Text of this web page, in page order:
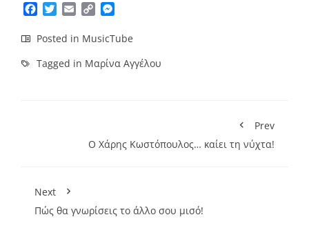
Facebook
TwitterEmailCopy
Posted in MusicTube
Tagged in Μαρίνα Αγγέλου
Prev
Ο Χάρης Κωστόπουλος… καίει τη νύχτα!
Next
Πώς θα γνωρίσεις το άλλο σου μισό!